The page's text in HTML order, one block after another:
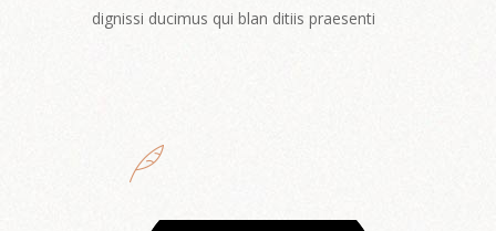
dignissi ducimus qui blan ditiis praesenti